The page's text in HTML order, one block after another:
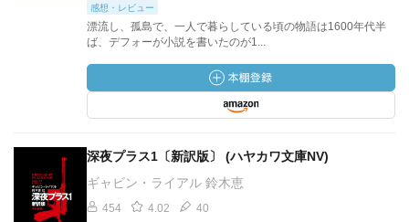
感想・レビュー
漂流し、孤島で、一人で暮らしている頃の物語は1600年代半
ば、デフォーが小説を書いたのが1...
深夜プラス1〔新訳版〕 (ハヤカワ文庫NV)
ギャビン・ライアル 鈴木恵
454 4.02 40